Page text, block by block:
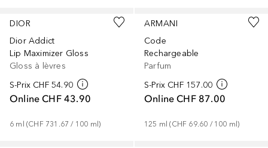
DIOR
Dior Addict
Lip Maximizer Gloss
Gloss à lèvres
S-Prix CHF 54.90
Online CHF 43.90
6 ml (CHF 731.67 / 100 ml)
ARMANI
Code
Rechargeable
Parfum
S-Prix CHF 157.00
Online CHF 87.00
125 ml (CHF 69.60 / 100 ml)